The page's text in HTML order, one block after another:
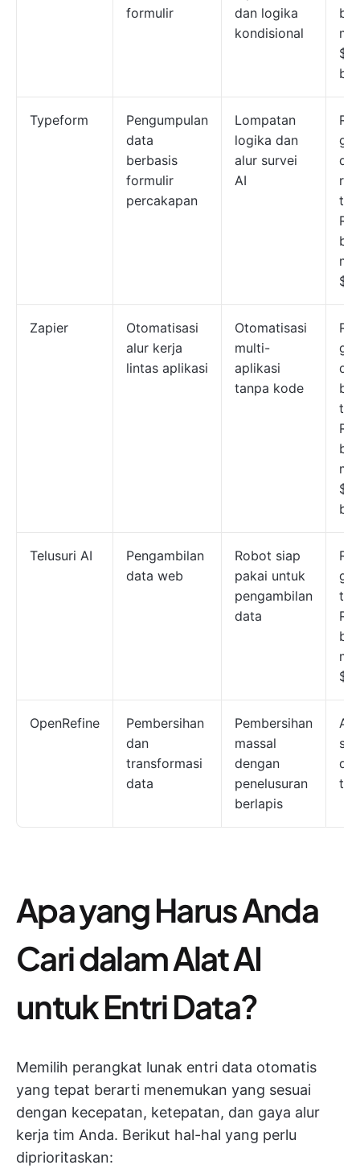
formulir
dan logika
kondisional
Typeform
Pengumpulan
data
berbasis
formulir
percakapan
Lompatan
logika dan
alur survei
AI
Zapier
Otomatisasi
alur kerja
lintas aplikasi
Otomatisasi
multi-
aplikasi
tanpa kode
Telusuri AI
Pengambilan
data web
Robot siap
pakai untuk
pengambilan
data
OpenRefine
Pembersihan
dan
transformasi
data
Pembersihan
massal
dengan
penelusuran
berlapis
Apa yang Harus Anda
Cari dalam Alat AI
untuk Entri Data?
Memilih perangkat lunak entri data otomatis
yang tepat berarti menemukan yang sesuai
dengan kecepatan, ketepatan, dan gaya alur
kerja tim Anda. Berikut hal-hal yang perlu
diprioritaskan: